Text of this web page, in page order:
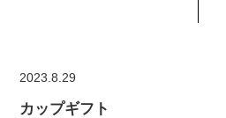
2023.8.29
カップギフト